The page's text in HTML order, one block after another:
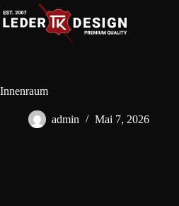
Inhalt
springen
Innenraum
admin Mai 7, 2026